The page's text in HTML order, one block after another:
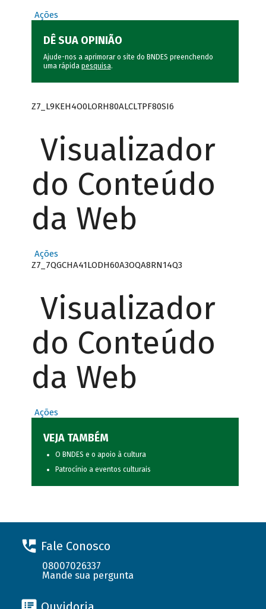
Ações
DÊ SUA OPINIÃO
Ajude-nos a aprimorar o site do BNDES preenchendo
uma rápida pesquisa.
Z7_L9KEH4O0LORH80ALCLTPF80SI6
Visualizador
do Conteúdo
da Web
Ações
Z7_7QGCHA41LODH60A3OQA8RN14Q3
Visualizador
do Conteúdo
da Web
Ações
VEJA TAMBÉM
O BNDES e o apoio à cultura
Patrocínio a eventos culturais
Fale Conosco
08007026337
Mande sua pergunta